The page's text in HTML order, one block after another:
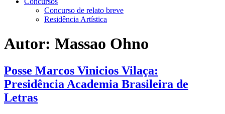
Concurso de relato breve
Residência Artística
Autor: Massao Ohno
Posse Marcos Vinicios Vilaça:
Presidência Academia Brasileira de
Letras